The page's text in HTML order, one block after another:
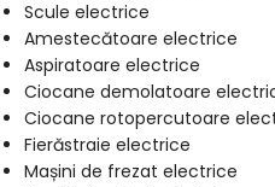
Scule electrice
Amestecătoare electrice
Aspiratoare electrice
Ciocane demolatoare
Ciocane rotopercutoare
Fierăstraie electrice
Mașini de frezat electrice